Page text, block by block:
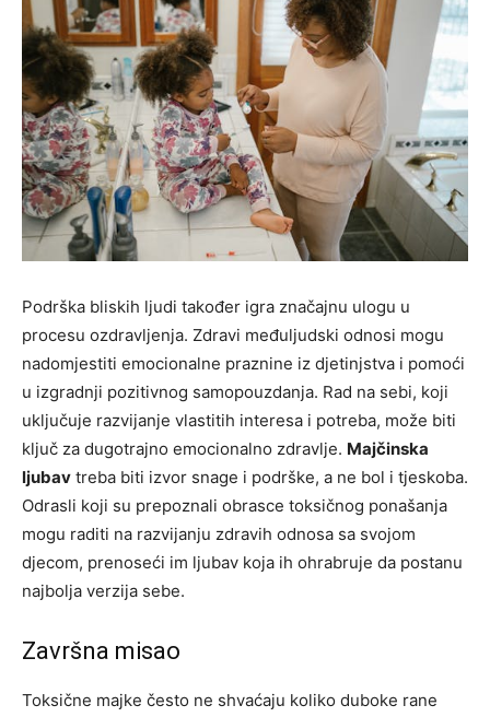
Podrška bliskih ljudi također igra značajnu ulogu u
procesu ozdravljenja. Zdravi međuljudski odnosi mogu
nadomjestiti emocionalne praznine iz djetinjstva i pomoći
u izgradnji pozitivnog samopouzdanja. Rad na sebi, koji
uključuje razvijanje vlastitih interesa i potreba, može biti
ključ za dugotrajno emocionalno zdravlje. Majčinska
ljubav treba biti izvor snage i podrške, a ne bol i tjeskoba.
Odrasli koji su prepoznali obrasce toksičnog ponašanja
mogu raditi na razvijanju zdravih odnosa sa svojom
djecom, prenoseći im ljubav koja ih ohrabruje da postanu
najbolja verzija sebe.
Završna misao
Toksične majke često ne shvaćaju koliko duboke rane